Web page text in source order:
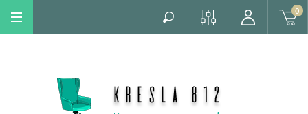
0